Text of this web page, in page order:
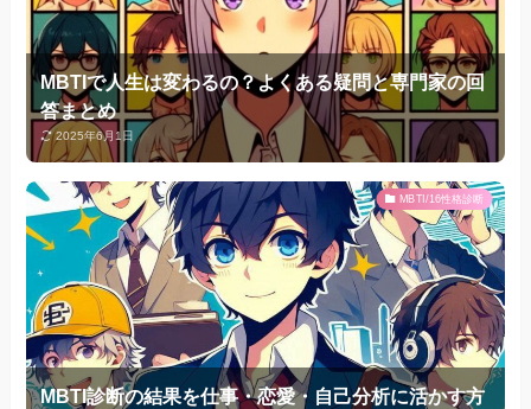
MBTIで人生は変わるの？よくある疑問と専門家の回
答まとめ
2025年6月1日
MBTI/16性格診断
MBTI診断の結果を仕事・恋愛・自己分析に活かす方